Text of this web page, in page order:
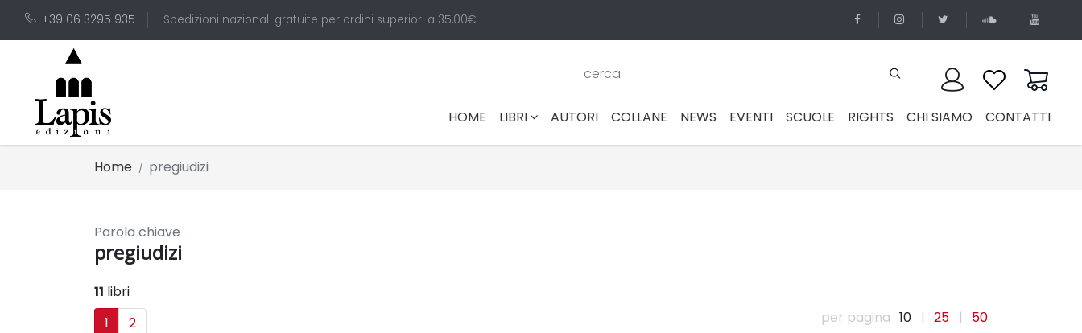
+39 06 3295 935 Spedizioni nazionali gratuite per ordini superiori a 35,00€
HOME (CURRENT)
LIBRI AUTORI COLLANE NEWS EVENTI SCUOLE RIGHTS CHI SIAMO CONTATTI
Home pregiudizi
Parola chiave
pregiudizi
11 libri
1
2 per pagina 10 | 25 | 50